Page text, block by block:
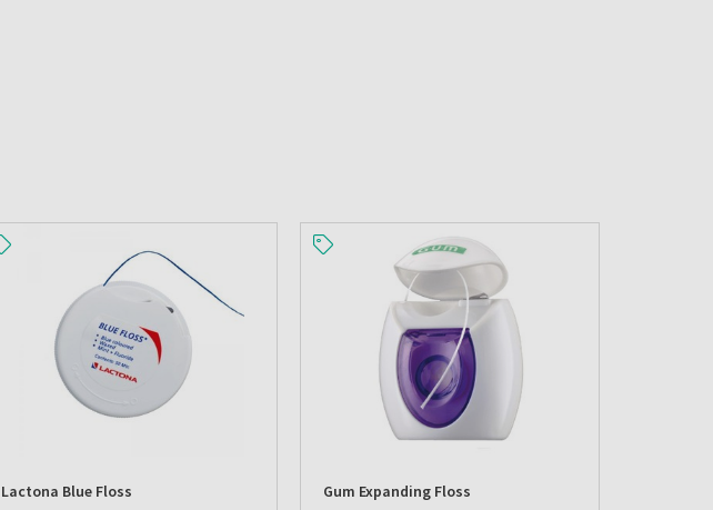
Lactona Blue Floss Gum Expanding Floss